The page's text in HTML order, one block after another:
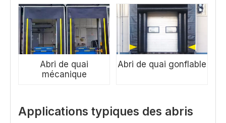
Abri de quai
mécanique
Abri de quai gonflable
Applications typiques des abris